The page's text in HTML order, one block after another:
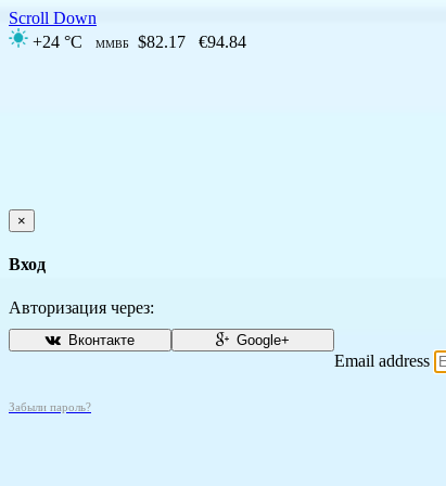
Scroll Down
+24 °C
ММВБ $82.17 €94.84
×
Вход
Авторизация через:
Вконтакте Google+
Email address
Забыли пароль?